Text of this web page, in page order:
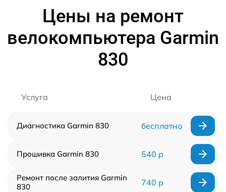
Цены на ремонт
велокомпьютера Garmin
830
Услуга Цена
Диагностика Garmin 830 бесплатно
Прошивка Garmin 830 540 р
Ремонт после залития Garmin
830
740 р